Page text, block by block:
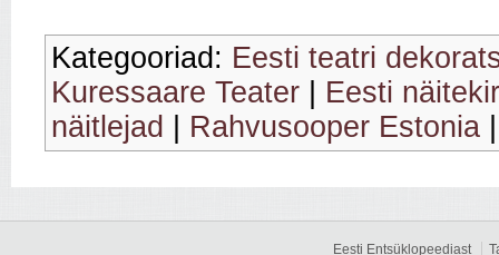
Kategooriad: Eesti teatri
Kuressaare Teater
Eesti
näitlejad
Rahvusooper Estonia
Eesti Entsüklopeediast